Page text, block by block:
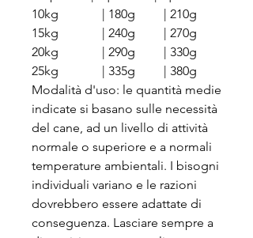
10kg
| 180g
| 210g
15kg
| 240g
| 270g
20kg
| 290g
| 330g
25kg
| 335g
| 380g
Modalità d'uso: le quantità medie
indicate si basano sulle necessità
del cane, ad un livello di attività
normale o superiore e a normali
temperature ambientali. I bisogni
individuali variano e le razioni
dovrebbero essere adattate di
conseguenza. Lasciare sempre a